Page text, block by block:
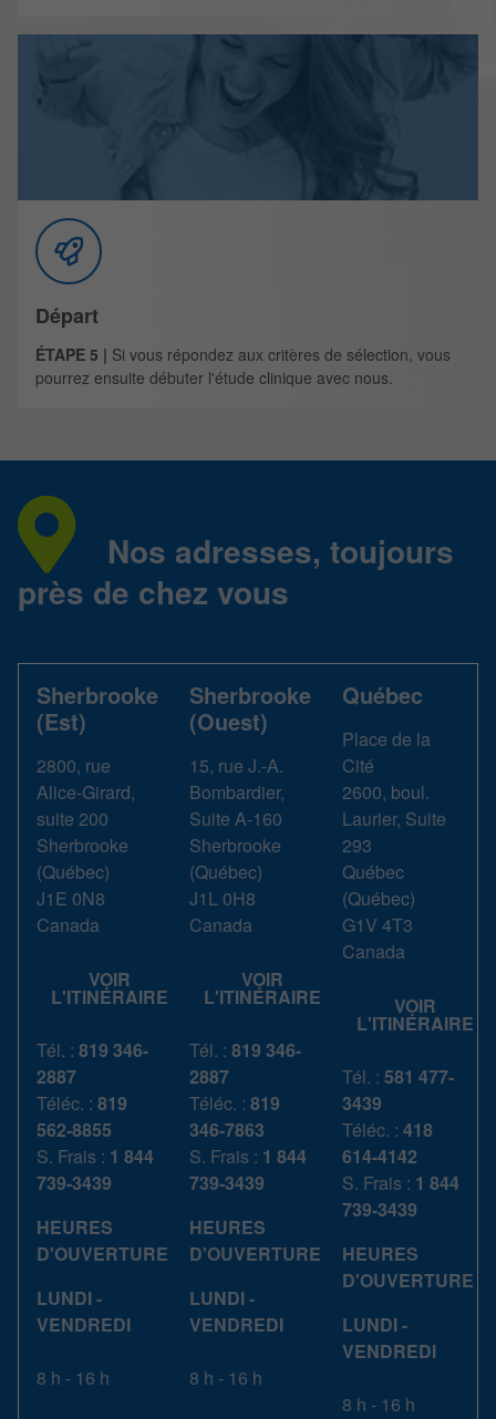
Départ
ÉTAPE 5 | Si vous répondez aux critères de sélection, vous
pourrez ensuite débuter l'étude clinique avec nous.
Nos adresses, toujours
près de chez vous
Sherbrooke
(Est)
2800, rue
Alice-Girard,
suite 200
Sherbrooke
(Québec)
J1E 0N8
Canada
VOIR
L'ITINÉRAIRE
Tél. : 819 346-
2887
Téléc. : 819
562-8855
S. Frais : 1 844
739-3439
HEURES
D'OUVERTURE
LUNDI -
VENDREDI
8 h - 16 h
Sherbrooke
(Ouest)
15, rue J.-A.
Bombardier,
Suite A-160
Sherbrooke
(Québec)
J1L 0H8
Canada
VOIR
L'ITINÉRAIRE
Tél. : 819 346-
2887
Téléc. : 819
346-7863
S. Frais : 1 844
739-3439
HEURES
D'OUVERTURE
LUNDI -
VENDREDI
8 h - 16 h
Québec
Place de la
Cité
2600, boul.
Laurier, Suite
293
Québec
(Québec)
G1V 4T3
Canada
VOIR
L'ITINÉRAIRE
Tél. : 581 477-
3439
Téléc. : 418
614-4142
S. Frais : 1 844
739-3439
HEURES
D'OUVERTURE
LUNDI -
VENDREDI
8 h - 16 h